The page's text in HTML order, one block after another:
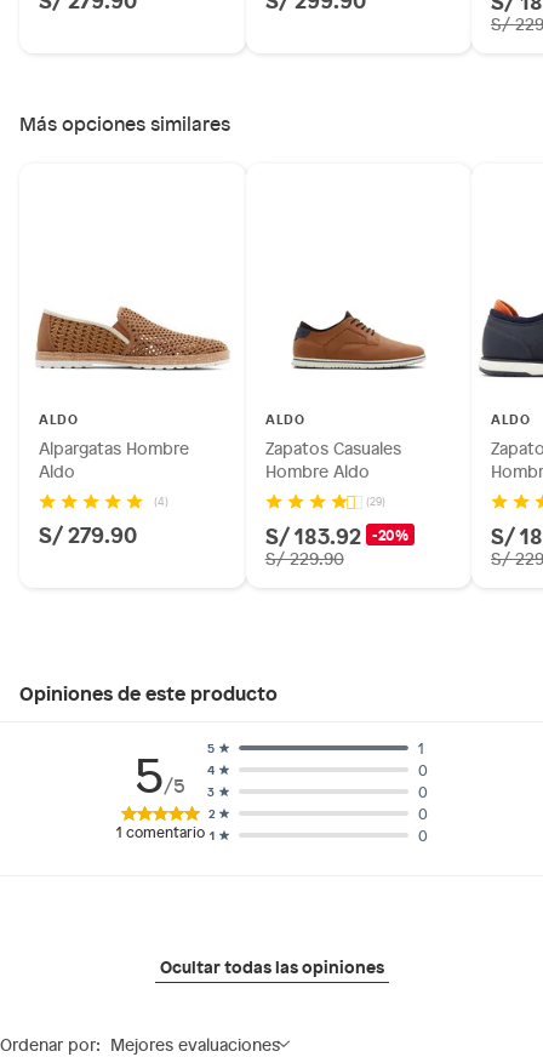
S/
Más opciones similares
ALDO
Alpargatas Hombre
Aldo
(4)
S/ 279.90
ALDO
Zapatos Casuales
Hombre Aldo
(29)
S/ 183.92 -20%
S/ 229.90
ALDO
S/
S/
Opiniones de este producto
5/5
1 comentario 1 0
2 0
3 0
4 0
5 1
Ocultar todas las opiniones
Ordenar por: Mejores evaluaciones